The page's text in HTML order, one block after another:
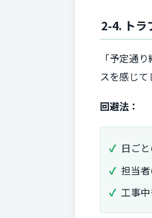
2-4. トラ
「予定通
スを感じて
回避法：
日ご
担当
工事